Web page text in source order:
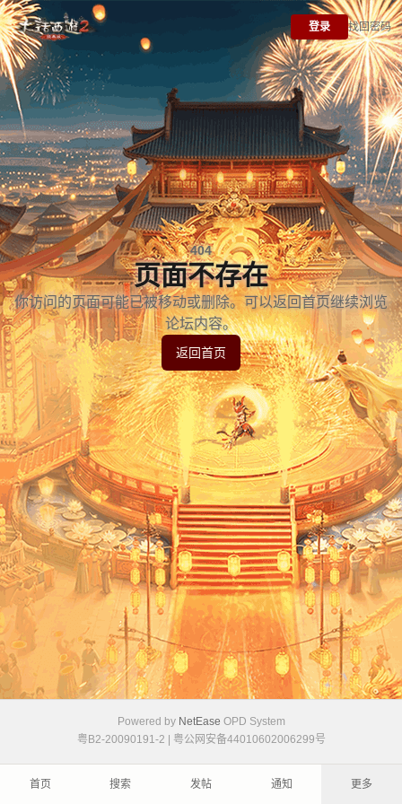
登录 找回密码
404
页面不存在
你访问的页面可能已被移动或删除。可以返回首页继续浏览
论坛内容。
返回首页
Powered by NetEase OPD System
粤B2-20090191-2
粤公网安备44010602006299号
首页 搜索 发帖 通知 更多